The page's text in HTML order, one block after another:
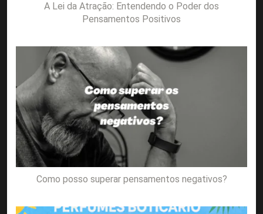
A Lei da Atração: Entendendo o Poder dos
Pensamentos Positivos
Como posso superar pensamentos negativos?